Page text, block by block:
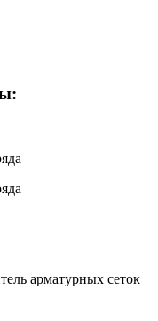
арматурных сеток